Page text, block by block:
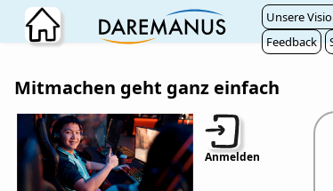
Zum Hauptinhalt wechseln Unsere
Feedback
Mitmachen geht ganz einfach
Anmelden